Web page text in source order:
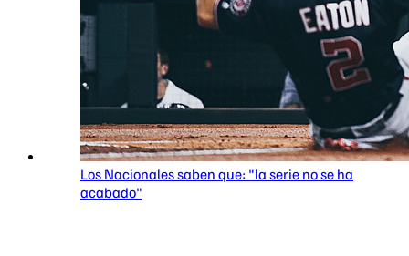
Los Nacionales saben que: "la serie no se ha
acabado"